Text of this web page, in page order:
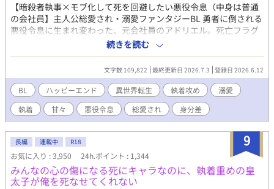
【暗殺者執事×モブ化して死を回避したい悪役令息（中身は普通
の会社員】主人公総愛され・溺愛ファンタジーBL 勇者に倒される
悪役令息に生まれ変わった、元会社員のアドリエル。死亡フラグ
を回避するため行動を改め、父の悪役化も防いだら、なぜだか自
分を殺すはずの執事から求愛されて、おまけに従僕の美少年から
も懐かれているんだけど、なんで――!? 生き残りをかけて奮闘す
る転生悪役令息が、気づいたら真実の愛を手にしていて、幸せに
なるお話です。 総受けに見える展開が含まれますが、最終的に主
人公とくっつくのは執事ひとりだけです。 性描写のあるエピソー
ドには（☆）を付けております。 アルファポリス様の独占公開・
最新作です。 皆様に楽しんでいただけたらと願っています。どう
ぞよろしくお願いいたします！ ※本編完結済み。今後は、後日
談・番外編を不定期に投稿します。 ※番外編・第一弾としまし
て、完結記念SS『プレゼントは僕だった』を更新しました。
続きを読む
文字数 109,822 最終更新日 2026.7.3 登録日 2026.6.12
BL ハッピーエンド 異世界転生 執着攻め
溺愛
執着
甘々 悪役令息 総愛され 身分差
9
長編 連載中 R18
お気に入り : 3,950 24h.ポイント : 1,344
みんなの心の傷になる死にキャラなのに、執着重めの皇
太子が俺を死なせてくれない